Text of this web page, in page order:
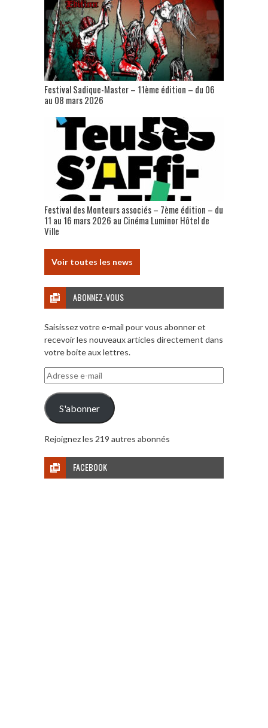
Festival Sadique-Master – 11ème édition – du 06
au 08 mars 2026
Festival des Monteurs associés – 7ème édition – du
11 au 16 mars 2026 au Cinéma Luminor Hôtel de
Ville
Voir toutes les news
ABONNEZ-VOUS
Saisissez votre e-mail pour vous abonner et
recevoir les nouveaux articles directement dans
votre boite aux lettres.
Adresse
e-
mail
S'abonner
Rejoignez les 219 autres abonnés
FACEBOOK